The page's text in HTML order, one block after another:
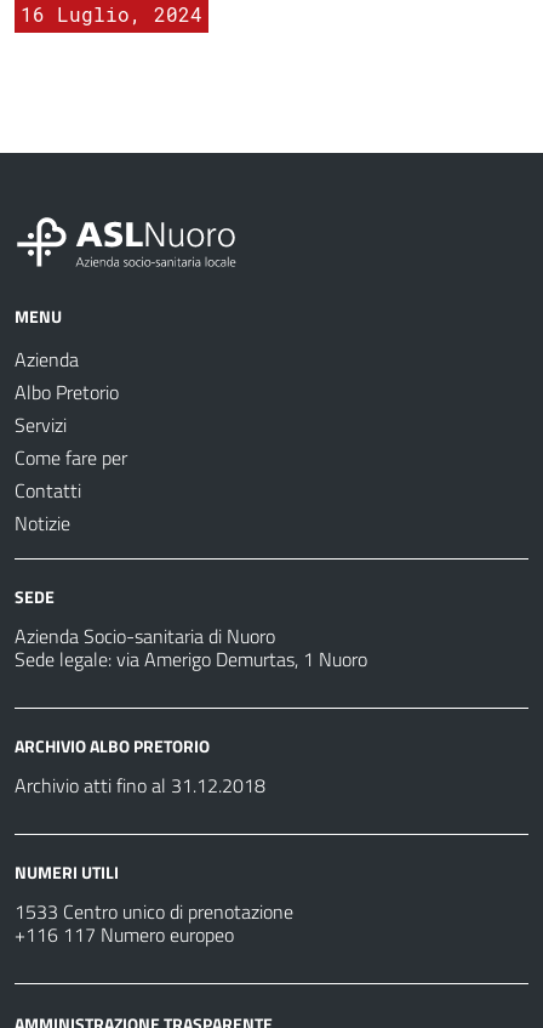
16 Luglio, 2024
MENU
Azienda
Albo Pretorio
Servizi
Come fare per
Contatti
Notizie
SEDE
Azienda Socio-sanitaria di Nuoro
Sede legale: via Amerigo Demurtas, 1 Nuoro
ARCHIVIO ALBO PRETORIO
Archivio atti fino al 31.12.2018
NUMERI UTILI
1533 Centro unico di prenotazione
+116 117 Numero europeo